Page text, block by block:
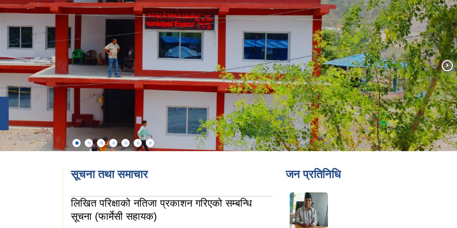
सूचना तथा समाचार
लिखित परिक्षाको नतिजा प्रकाशन गरिएको सम्बन्धि
सूचना (फार्मेसी सहायक)
जन प्रतिनिधि